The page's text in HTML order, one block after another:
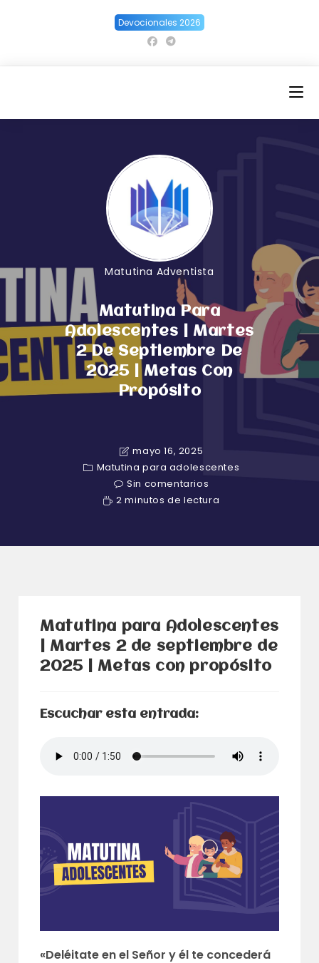
Devocionales 2026
Matutina Adventista
Matutina Para
Adolescentes | Martes
2 De Septiembre De
2025 | Metas Con
Propósito
mayo 16, 2025
Matutina para adolescentes
Sin comentarios
2 minutos de lectura
Matutina para Adolescentes
| Martes 2 de septiembre de
2025 | Metas con propósito
Escuchar esta entrada:
«Deléitate en el Señor y él te concederá